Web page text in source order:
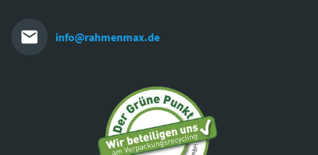
info@rahmenmax.de